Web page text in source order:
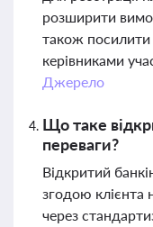
розширити
також посилити
керівниками
Джерело
Що таке
переваги?
Відкритий
згодою клієнта
через